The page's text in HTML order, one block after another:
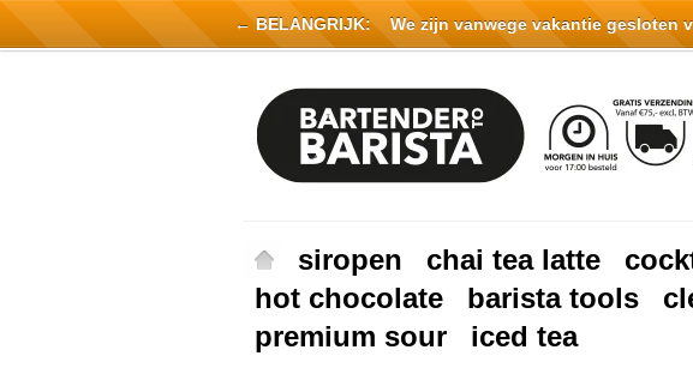
siropen chai tea latte
hot chocolate
barista tools
premium sour
iced tea
← BELANGRIJK:We zijn vanwege vakantie gesloten